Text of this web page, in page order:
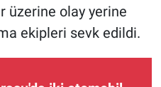
üzerine olay yerine
ekipleri sevk edildi.